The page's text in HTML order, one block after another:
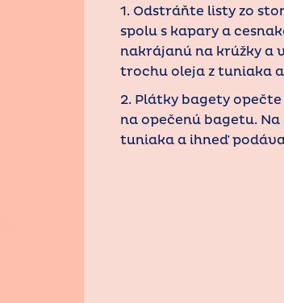
1. Odstráňte listy zo
spolu s kapary a
nakrájanú na krúžky a
trochu oleja z tuniaka
2. Plátky bagety
na opečenú bagetu.
tuniaka a ihneď